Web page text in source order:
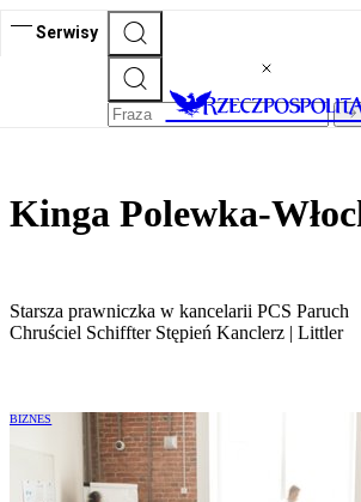
Serwisy
Kinga Polewka-
Starsza prawniczka w kancelarii PCS Paruch
Chruściel Schiffter Stępień Kanclerz | Littler
BIZNES
Umowa B2B vs etat – nowe